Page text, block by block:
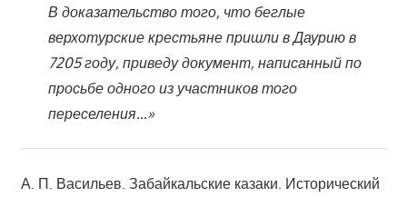
В доказательство того, что беглые
верхотурские крестьяне пришли в Даурию в
7205 году, приведу документ, написанный по
просьбе одного из участников того
переселения…»
А. П. Васильев. Забайкальские казаки. Исторический